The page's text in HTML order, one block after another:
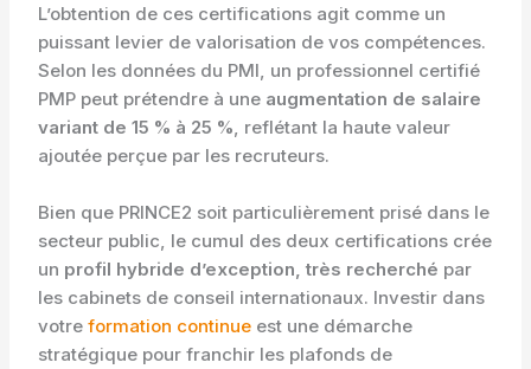
L’obtention de ces certifications agit comme un
puissant levier de valorisation de vos compétences.
Selon les données du PMI, un professionnel certifié
PMP peut prétendre à une augmentation de salaire
variant de 15 % à 25 % , reflétant la haute valeur
ajoutée perçue par les recruteurs.
Bien que PRINCE2 soit particulièrement prisé dans le
secteur public, le cumul des deux certifications crée
un profil hybride d’exception, très recherché par
les cabinets de conseil internationaux. Investir dans
votreformation continue est une démarche
stratégique pour franchir les plafonds de